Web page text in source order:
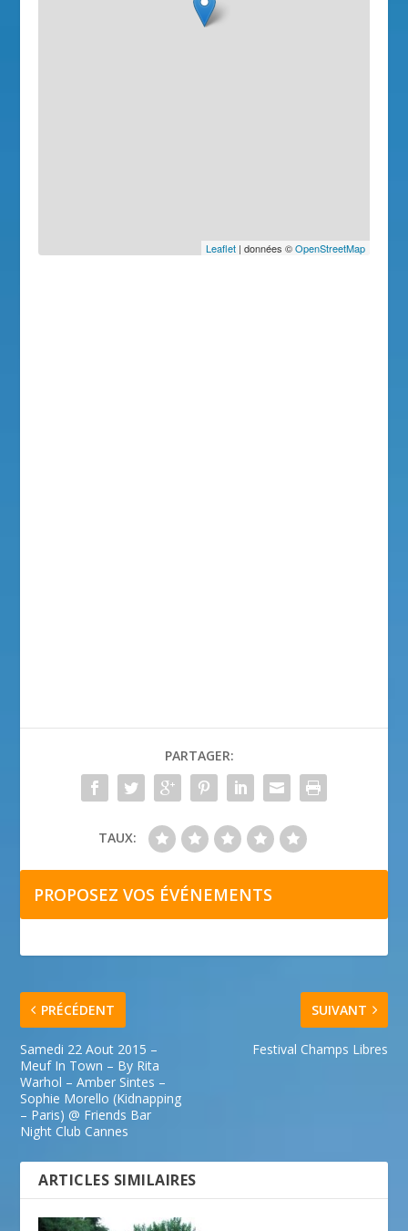
Leaflet| données ©OpenStreetMap
PARTAGER:
TAUX:
PROPOSEZ VOS ÉVÉNEMENTS
PRÉCÉDENT
Samedi 22 Aout 2015 –
Meuf In Town – By Rita
Warhol – Amber Sintes –
Sophie Morello (Kidnapping
– Paris) @ Friends Bar
Night Club Cannes
SUIVANT
Festival Champs Libres
ARTICLES SIMILAIRES